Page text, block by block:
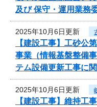
及び 保守・運用業務
2025年10月6日更新
【建設工事】工砂
事業（情報基盤整備
テム設備更新工事に
2025年10月6日更新
【建設工事】維持工